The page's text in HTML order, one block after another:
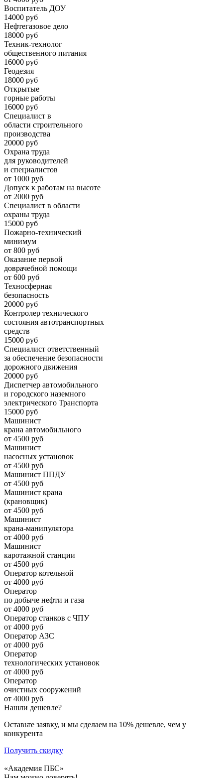
Воспитатель ДОУ
14000 руб
Нефтегазовое дело
18000 руб
Техник-технолог
общественного питания
16000 руб
Геодезия
18000 руб
Открытые
горные работы
16000 руб
Специалист в
области строительного
производства
20000 руб
Охрана труда
для руководителей
и специалистов
от 1000 руб
Допуск к работам на высоте
от 2000 руб
Специалист в области
охраны труда
15000 руб
Пожарно-технический
минимум
от 800 руб
Оказание первой
доврачебной помощи
от 600 руб
Техносферная
безопасность
20000 руб
Контролер технического
состояния автотранспортных
средств
15000 руб
Специалист ответственный
за обеспечение безопасности
дорожного движения
20000 руб
Диспетчер автомобильного
и городского наземного
электрического Транспорта
15000 руб
Машинист
крана автомобильного
от 4500 руб
Машинист
насосных установок
от 4500 руб
Машинист ППДУ
от 4500 руб
Машинист крана
(крановщик)
от 4500 руб
Машинист
крана-манипулятора
от 4000 руб
Машинист
каротажной станции
от 4500 руб
Оператор котельной
от 4000 руб
Оператор
по добыче нефти и газа
от 4000 руб
Оператор станков с ЧПУ
от 4000 руб
Оператор АЗС
от 4000 руб
Оператор
технологических установок
от 4000 руб
Оператор
очистных сооружений
от 4000 руб
Нашли дешевле?
Оставьте заявку, и мы сделаем на 10% дешевле, чем у
конкурента
Получить скидку
«Академия ПБС»